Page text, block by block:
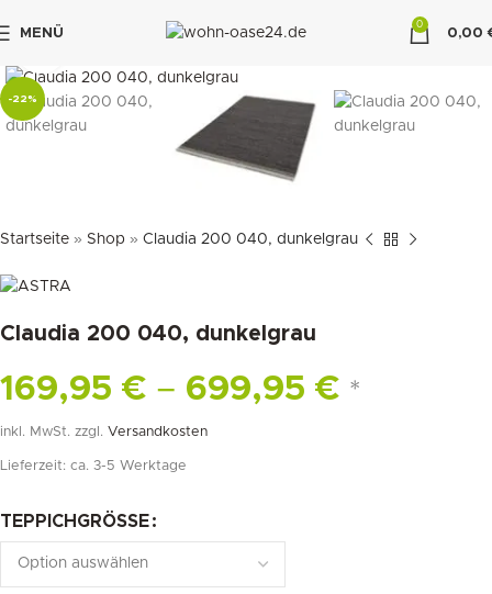
MENÜ
0
0,00
-22%
Startseite » Shop » Claudia 200 040, dunkelgrau
Claudia 200 040, dunkelgrau
169,95 € – 699,95 € *
inkl. MwSt. zzgl. Versandkosten
Lieferzeit: ca. 3-5 Werktage
TEPPICHGRÖSSE